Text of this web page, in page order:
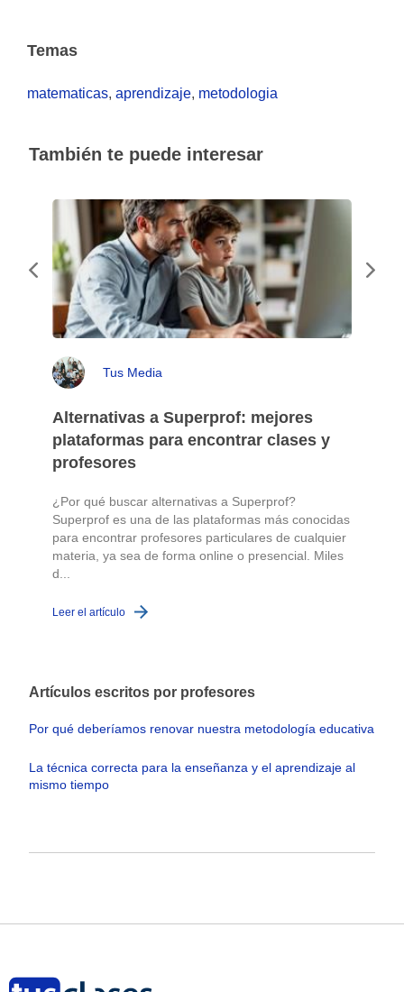
Temas
matematicas, aprendizaje, metodologia
También te puede interesar
Tus Media
Alternativas a Superprof: mejores
plataformas para encontrar clases y
profesores
¿Por qué buscar alternativas a Superprof?
Superprof es una de las plataformas más conocidas
para encontrar profesores particulares de cualquier
materia, ya sea de forma online o presencial. Miles
d...
Leer el artículo
Artículos escritos por profesores
Por qué deberíamos renovar nuestra metodología educativa
La técnica correcta para la enseñanza y el aprendizaje al
mismo tiempo